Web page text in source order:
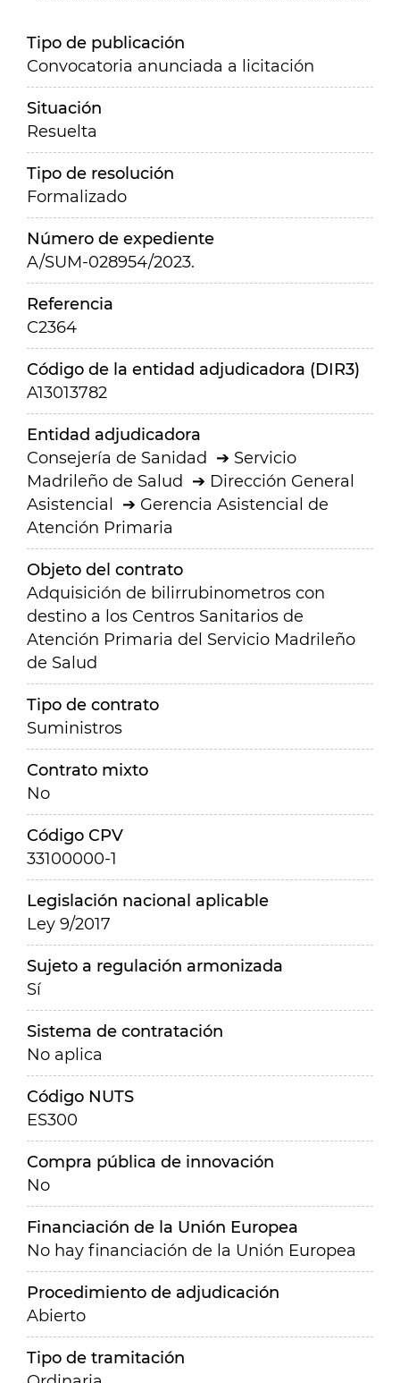
Tipo de publicación
Convocatoria anunciada a licitación
Situación
Resuelta
Tipo de resolución
Formalizado
Número de expediente
A/SUM-028954/2023.
Referencia
C2364
Código de la entidad adjudicadora (DIR3)
A13013782
Entidad adjudicadora
Consejería de Sanidad
Servicio
Madrileño de Salud
Dirección General
Asistencial
Gerencia Asistencial de
Atención Primaria
Objeto del contrato
Adquisición de bilirrubinometros con
destino a los Centros Sanitarios de
Atención Primaria del Servicio Madrileño
de Salud
Tipo de contrato
Suministros
Contrato mixto
No
Código CPV
33100000-1
Legislación nacional aplicable
Ley 9/2017
Sujeto a regulación armonizada
Sí
Sistema de contratación
No aplica
Código NUTS
ES300
Compra pública de innovación
No
Financiación de la Unión Europea
No hay financiación de la Unión Europea
Procedimiento de adjudicación
Abierto
Tipo de tramitación